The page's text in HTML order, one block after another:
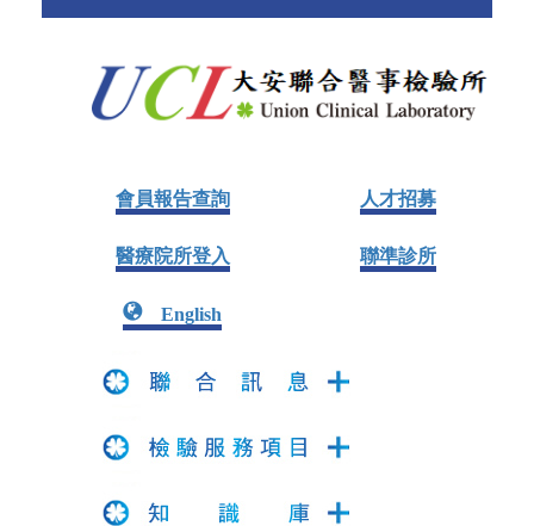
會員報告查詢 人才招募
醫療院所登入 聯準診所
English